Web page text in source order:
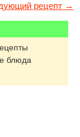
рецепт →
блюда